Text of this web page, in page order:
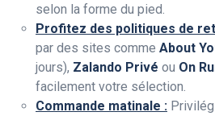
selon la forme du pied.
Profitez des politiques de
par des sites comme About
jours), Zalando Privé ou On
facilement votre sélection.
Commande matinale :